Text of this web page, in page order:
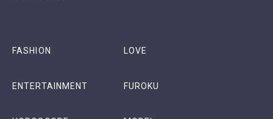
FASHION LOVE
ENTERTAINMENT FUROKU